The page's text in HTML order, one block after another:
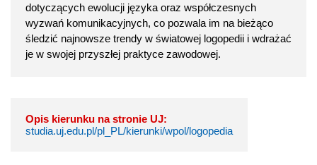
dotyczących ewolucji języka oraz współczesnych
wyzwań komunikacyjnych, co pozwala im na bieżąco
śledzić najnowsze trendy w światowej logopedii i wdrażać
je w swojej przyszłej praktyce zawodowej.
Opis kierunku na stronie UJ:
studia.uj.edu.pl/pl_PL/kierunki/wpol/logopedia